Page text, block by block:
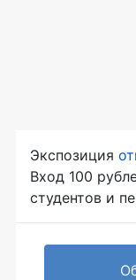
Экспозиция
Вход 100
студентов и